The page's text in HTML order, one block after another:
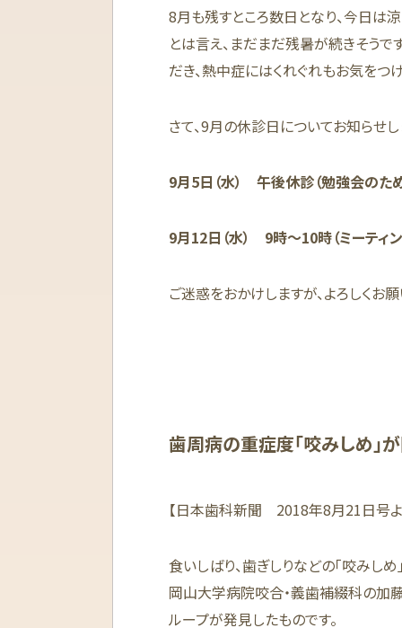
8月も残すところ数日となり、今日は
とは言え、まだまだ残暑が続きそうで
だき、熱中症にはくれぐれもお気をつ
さて、9月の休診日についてお知らせし
9月5日（水） 午後休診（勉強会のた
9月12日（水） 9時〜10時（ミーティ
ご迷惑をおかけしますが、よろしくお
歯周病の重症度「咬みしめ」
【日本歯科新聞 2018年8月21日号よ
食いしばり、歯ぎしりなどの「咬みし
岡山大学病院咬合・義歯補綴科の加
ループが発見したものです。